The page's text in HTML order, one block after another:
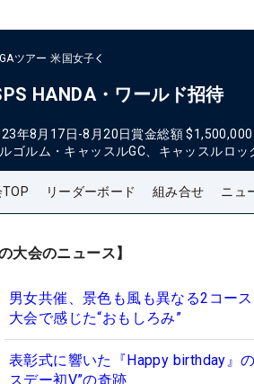
ツアー 米国女子
HANDA・ワールド招待
年8月17日-8月20日賞金総額 $1,500,000
ゴルム・キャッスルGC、キャッスルロッ
リーダーボード 組み合せ ニュ
の大会のニュース】
男女共催、景色も風も異なる2コー
大会で感じた“おもしろみ”
表彰式に響いた『Happy birthday』
スデー初V”の奇跡